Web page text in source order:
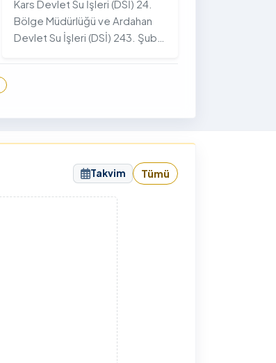
Tahkimatı Çalışmaları
Tamamlandı
Kars Devlet Su İşleri (DSİ) 24.
Bölge Müdürlüğü ve Ardahan
Devlet Su İşleri (DSİ) 243. Şube
hayata geçirilen "İstifli Taş
Takvim Tümü